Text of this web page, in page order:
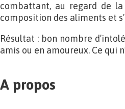
combattant, au regard de
composition des aliments et
Résultat : bon nombre
amis ou en amoureux. Ce qui
A propos